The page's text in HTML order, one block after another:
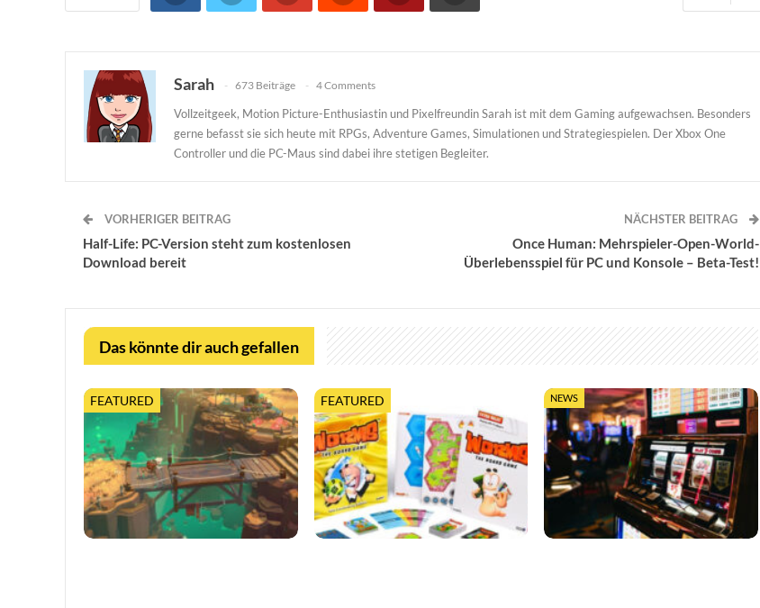
Sarah 673 Beiträge 4 Comments
Vollzeitgeek, Motion Picture-Enthusiastin und Pixelfreundin Sarah ist mit dem Gaming aufgewachsen. Besonders
gerne befasst sie sich heute mit RPGs, Adventure Games, Simulationen und Strategiespielen. Der Xbox One
Controller und die PC-Maus sind dabei ihre stetigen Begleiter.
VORHERIGER BEITRAG
Half-Life: PC-Version steht zum kostenlosen
Download bereit
NÄCHSTER BEITRAG
Once Human: Mehrspieler-Open-World-
Überlebensspiel für PC und Konsole – Beta-Test!
Das könnte dir auch gefallen
FEATURED FEATURED NEWS